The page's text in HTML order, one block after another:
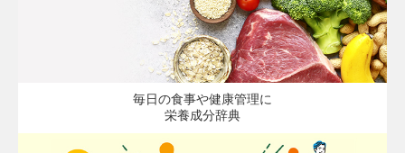
毎日の食事や健康管理に
栄養成分辞典